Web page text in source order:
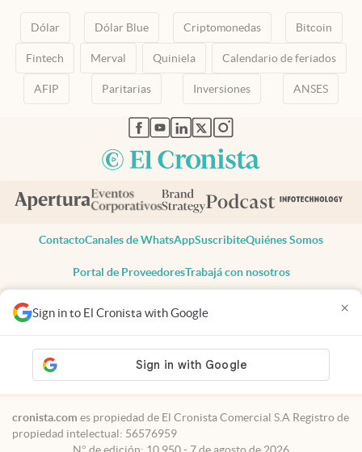
Sign in to El Cronista with Google ×
Dólar Dólar Blue Criptomonedas Bitcoin
Fintech Merval Quiniela Calendario de feriados
AFIP Paritarias Inversiones ANSES
abre en nueva pestaña
abre en nueva pestaña
abre en nueva pestaña
abre en nueva pestaña
abre en nueva pestaña
ContactoCanales de WhatsAppSuscribiteQuiénes Somos
Portal de ProveedoresTrabajá con nosotros
Todos los derechos reservados
Privacidad
Consentimiento
Tel:+54 11 7078-3270
cronista.com es propiedad de El Cronista Comercial S.A Registro de
propiedad intelectual: 56576959